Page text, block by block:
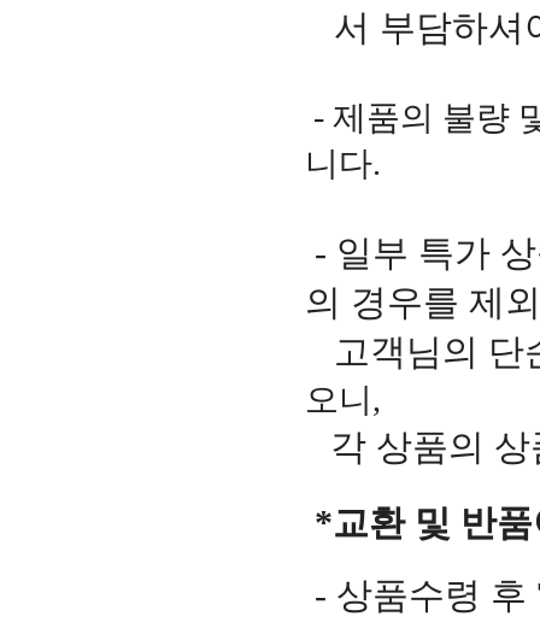
서 부담하셔
- 제품의 불량
니다.
- 일부 특가
의 경우를 제
고객님의 단
오니,
각 상품의
*교환 및 반
- 상품수령 후